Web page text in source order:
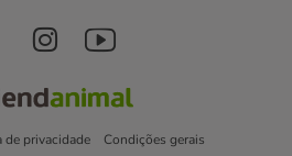
de privacidade
Condições gerais